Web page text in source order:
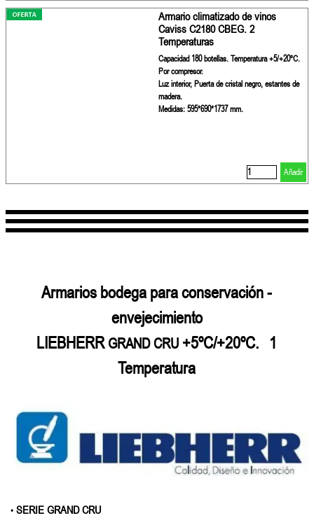
Armario climatizado de vinos
Caviss C2180 CBEG. 2
Temperaturas
Capacidad 180 botellas. Temperatura +5/+20ºC.
Por compresor.
Luz interior, Puerta de cristal negro, estantes de
madera.
Medidas: 595*690*1737 mm.
Añadir
Armarios bodega para conservación -
envejecimiento
LIEBHERR GRAND CRU +5ºC/+20ºC. 1
Temperatura
• SERIE GRAND CRU